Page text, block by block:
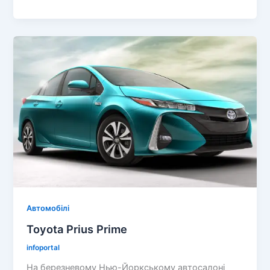
Автомобілі
Toyota Prius Prime
infoportal
На березневому Нью-Йоркському автосалоні